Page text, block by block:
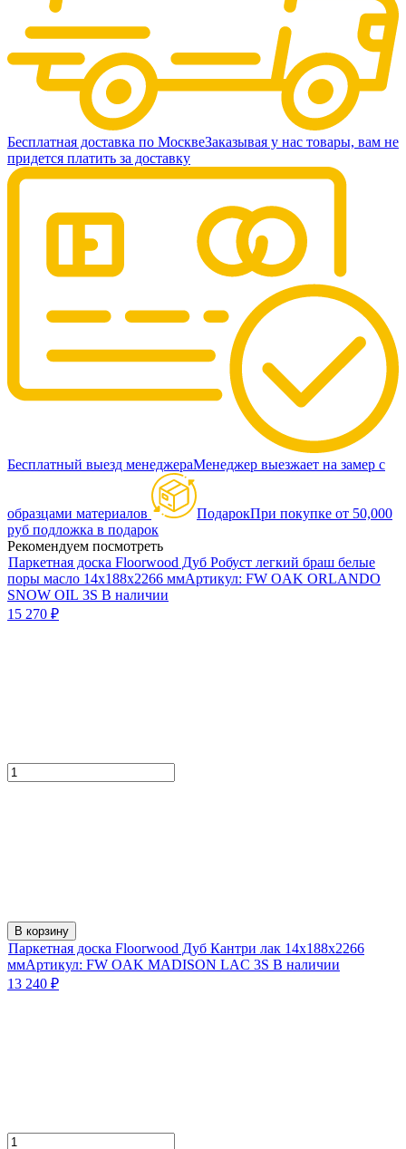
Бесплатная доставка по МосквеЗаказывая у нас товары, вам не
придется платить за доставку
Бесплатный выезд менеджераМенеджер выезжает на замер с
образцами материалов ПодарокПри покупке от 50,000
руб подложка в подарок
Рекомендуем посмотреть
Паркетная доска Floorwood Дуб Робуст легкий браш белые
поры масло 14х188х2266 ммАртикул: FW OAK ORLANDO
SNOW OIL 3S В наличии
15 270 ₽
В корзину
Паркетная доска Floorwood Дуб Кантри лак 14х188х2266
ммАртикул: FW OAK MADISON LAC 3S В наличии
13 240 ₽